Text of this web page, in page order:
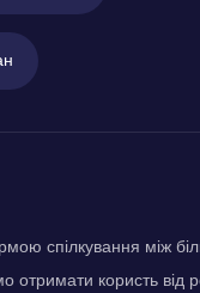
спілкування між
отримати користь від